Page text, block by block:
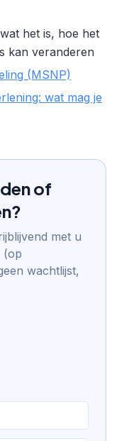
het is, hoe het
kan veranderen
(MSNP)
wat mag je
of
met u
(op
wachtlijst,